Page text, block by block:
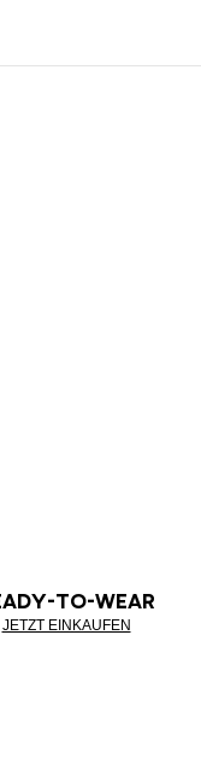
TO-WEAR
JETZT EINKAUFEN